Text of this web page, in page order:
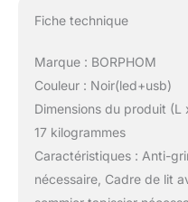
Fiche technique
Marque : BORPHOM
Couleur : Noir(led+usb)
Dimensions du produit
17 kilogrammes
Caractéristiques : Anti-
nécessaire, Cadre de lit